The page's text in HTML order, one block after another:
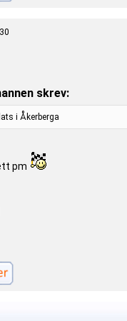
skrev:
i Åkerberga
pm